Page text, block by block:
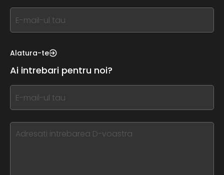
If
you
this,
this
form
field
blank
Alatura-te
Ai intrebari pentru noi?
If
you
this,